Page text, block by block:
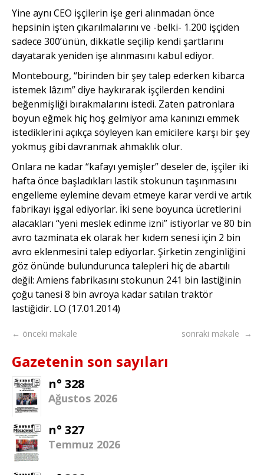
Yine aynı CEO işçilerin işe geri alınmadan önce
hepsinin işten çıkarılmalarını ve -belki- 1.200 işçiden
sadece 300’ünün, dikkatle seçilip kendi şartlarını
dayatarak yeniden işe alınmasını kabul ediyor.
Montebourg, “birinden bir şey talep ederken kibarca
istemek lâzım” diye haykırarak işçilerden kendini
beğenmişliği bırakmalarını istedi. Zaten patronlara
boyun eğmek hiç hoş gelmiyor ama kanınızı emmek
istediklerini açıkça söyleyen kan emicilere karşı bir şey
yokmuş gibi davranmak ahmaklık olur.
Onlara ne kadar “kafayı yemişler” deseler de, işçiler iki
hafta önce başladıkları lastik stokunun taşınmasını
engelleme eylemine devam etmeye karar verdi ve artık
fabrikayı işgal ediyorlar. İki sene boyunca ücretlerini
alacakları “yeni meslek edinme izni” istiyorlar ve 80 bin
avro tazminata ek olarak her kıdem senesi için 2 bin
avro eklenmesini talep ediyorlar. Şirketin zenginliğini
göz önünde bulundurunca talepleri hiç de abartılı
değil: Amiens fabrikasını stokunun 241 bin lastiğinin
çoğu tanesi 8 bin avroya kadar satılan traktör
lastiğidir. LO (17.01.2014)
← önceki makale sonraki makale →
Gazetenin son sayıları
n° 328
Ağustos 2026
n° 327
Temmuz 2026